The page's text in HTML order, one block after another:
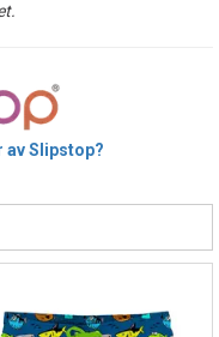
av Slipstop?